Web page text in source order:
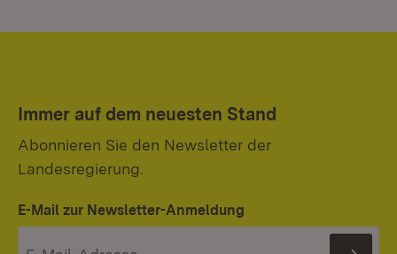
Immer auf dem neuesten Stand
Abonnieren Sie den Newsletter der
Landesregierung.
E-Mail zur Newsletter-Anmeldung